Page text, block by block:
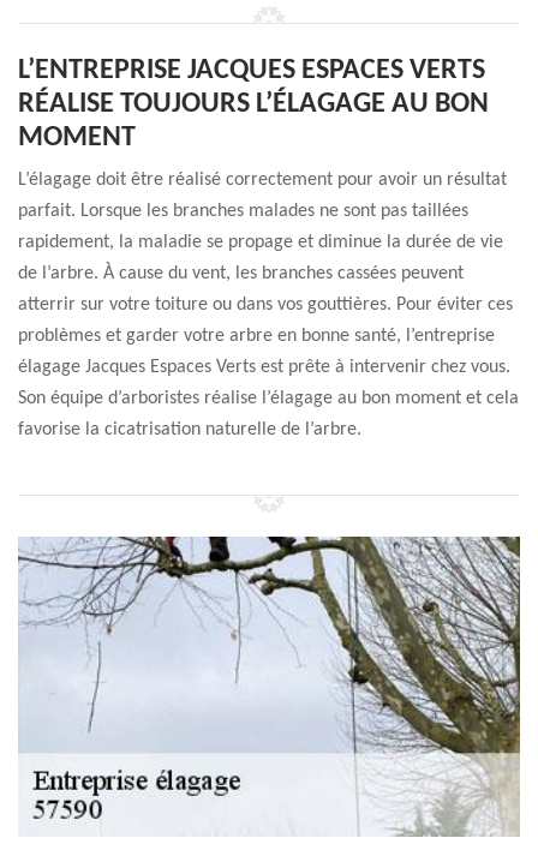
L’ENTREPRISE JACQUES ESPACES VERTS
RÉALISE TOUJOURS L’ÉLAGAGE AU BON
MOMENT
L’élagage doit être réalisé correctement pour avoir un résultat
parfait. Lorsque les branches malades ne sont pas taillées
rapidement, la maladie se propage et diminue la durée de vie
de l’arbre. À cause du vent, les branches cassées peuvent
atterrir sur votre toiture ou dans vos gouttières. Pour éviter ces
problèmes et garder votre arbre en bonne santé, l’entreprise
élagage Jacques Espaces Verts est prête à intervenir chez vous.
Son équipe d’arboristes réalise l’élagage au bon moment et cela
favorise la cicatrisation naturelle de l’arbre.